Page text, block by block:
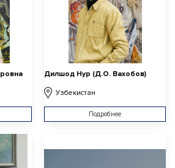
Дилшод Нур (Д.О. Вахобов)
Узбекистан
Подробнее